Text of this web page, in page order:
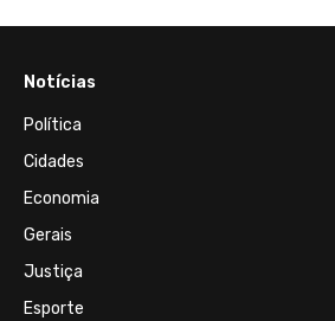
Notícias
Política
Cidades
Economia
Gerais
Justiça
Esporte